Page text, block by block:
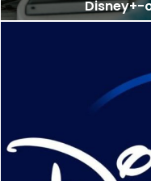
Disney+-